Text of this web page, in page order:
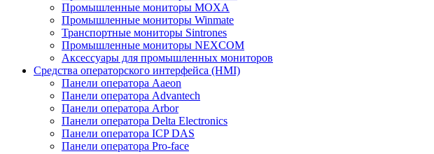
Промышленные мониторы MOXA
Промышленные мониторы Winmate
Транспортные мониторы Sintrones
Промышленные мониторы NEXCOM
Аксессуары для промышленных мониторов
Средства операторского интерфейса (HMI)
Панели оператора Aaeon
Панели оператора Advantech
Панели оператора Arbor
Панели оператора Delta Electronics
Панели оператора ICP DAS
Панели оператора Pro-face